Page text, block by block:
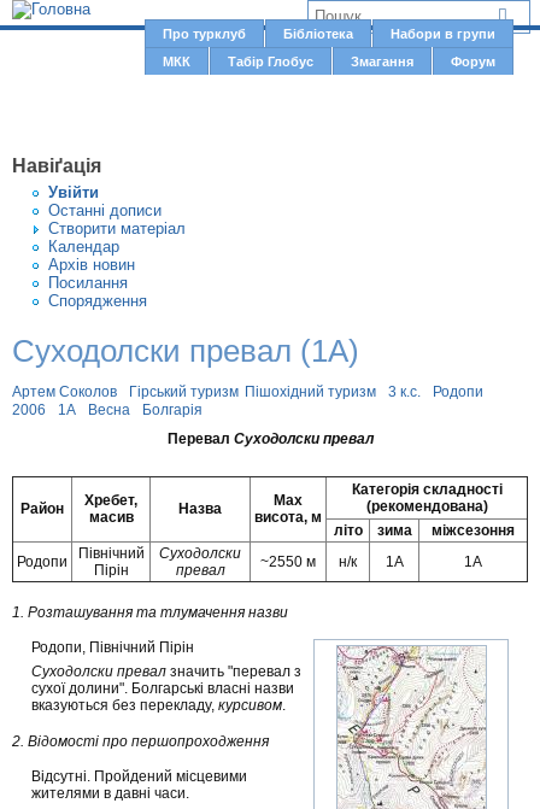
Jump to navigation
о
е
ю
Про турклуб Бібліотека
Набори в групи
МКК
Табір Глобус Змагання Форум
В
Навіґація
Увiйти
Останні дописи
Створити матерiал
Календар
Архів новин
Посилання
Спорядження
Суходолски превал (1А)
Артем Соколов Гірський туризм Пішохідний туризм 3 к.с.
Родопи
2006
1А Весна
Болгарія
Перевал Суходолски превал
Район
Хребет,
масив
Назва
Max
висота, м
Категорія складності
(рекомендована)
літо
зима
міжсезоння
Родопи
Північний
Пірін
Суходолски
превал
~2550 м н/к 1А 1А
1. Розташування та тлумачення назви
Родопи, Північний Пірін
Суходолски превалзначить "перевал з
сухої долини". Болгарські власні назви
вказуються без перекладу, курсивом.
2. Відомості про першопроходження
Відсутні. Пройдений місцевими
жителями в давні часи.